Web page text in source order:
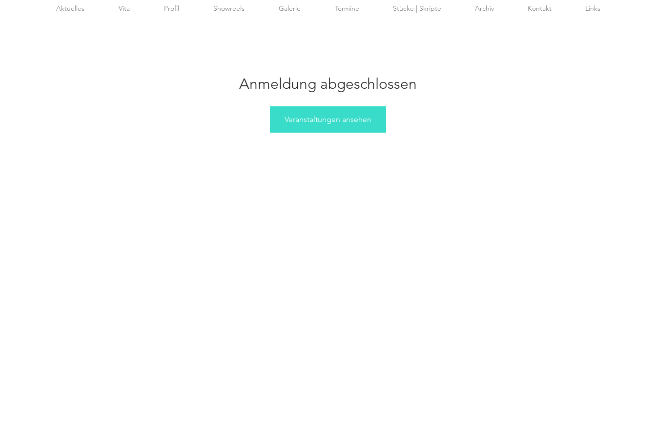
Aktuelles Vita Profil Showreels Galerie Termine Stücke | Skripte Archiv Kontakt Links
Anmeldung abgeschlossen
Veranstaltungen ansehen